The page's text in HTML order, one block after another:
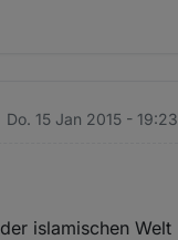
Do. 15 Jan 2015 - 19:23
islamischen Welt